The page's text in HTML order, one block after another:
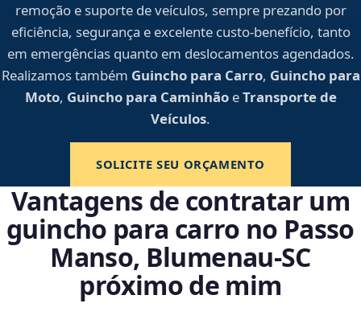
remoção e suporte de veículos, sempre prezando por
eficiência, segurança e excelente custo-benefício, tanto
em emergências quanto em deslocamentos agendados.
Realizamos também Guincho para Carro, Guincho para
Moto, Guincho para CaminhãoeTransporte de
Veículos.
SOLICITE SEU ORÇAMENTO
Vantagens de contratar um
guincho para carro no Passo
Manso, Blumenau‑SC
próximo de mim